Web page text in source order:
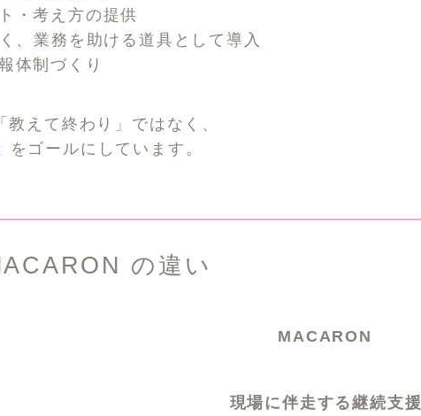
・考え方の提供
、業務を助ける道具として導入
体制づくり
えて終わり」ではなく、
をゴールにしています。
の違い
MACARON
現場に伴走する継続支援